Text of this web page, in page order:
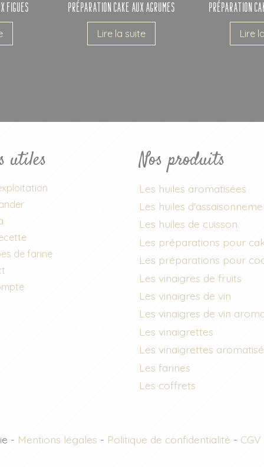
Figues Préparation Cake aux Agrumes
Lire la suite
Préparation
Lire
utiles
de farine
Nos produits
Les huiles aromatisées
Les huiles
Les huiles de cuisson
Les préparations pour
Les préparations pour
Les vinaigres de fruits
Les vinaigres de vin
Les vinaigres de vin
Les vinaigrettes
Les vinaigrettes
Les farines
Les coffrets
- Mentions légales - Politique de confidentialité - CGV